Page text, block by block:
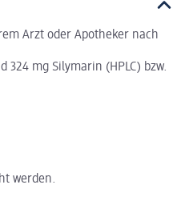
Arzt oder Apotheker nach
mg Silymarin (HPLC) bzw.
werden.